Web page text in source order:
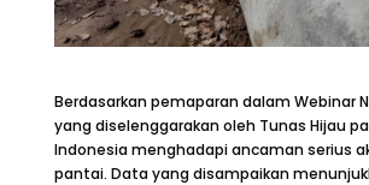
Berdasarkan pemaparan dalam Webinar
yang diselenggarakan oleh Tunas Hijau
Indonesia menghadapi ancaman serius
pantai. Data yang disampaikan